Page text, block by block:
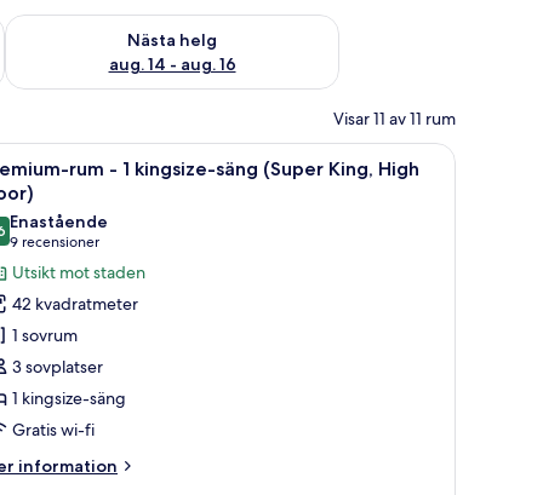
aug. 7 - aug. 9
Nästa helg
aug. 14 - aug. 16
Kontrollera tillgängligheten för nästa helg aug. 14 - aug. 16
Visar 11 av 11 rum
fåtölj och ett soffbord i glas. Ett hotellrum med en stor säng, ett
4
rum - 1 kingsize-säng (Super King, High
av 10
Enastående
9 recensioner
(9 recensioner)
Utsikt mot staden
42 kvadratmeter
1 sovrum
3 sovplatser
1 kingsize-säng
Gratis wi-fi
information